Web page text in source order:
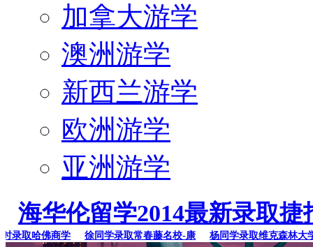
加拿大游学
澳洲游学
新西兰游学
欧洲游学
亚洲游学
海华伦留学2014最新录取捷
取哈佛商学 徐同学录取常春藤名校-康 杨同学录取维克森林大学